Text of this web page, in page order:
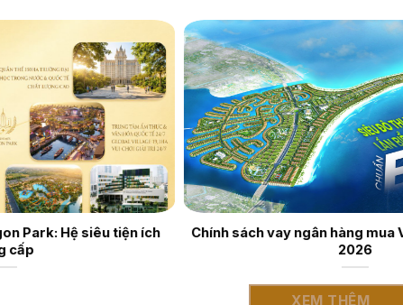
Vinhomes Saigon Park: Hệ siêu tiện ích
Chính sách vay
XEM THÊM